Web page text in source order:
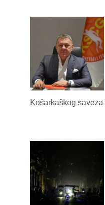
Košarkaškog